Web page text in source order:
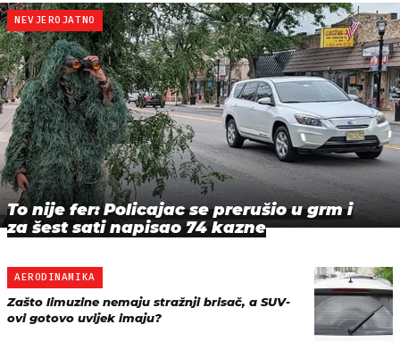
NEVJEROJATNO
To nije fer: Policajac se prerušio u grm i
za šest sati napisao 74 kazne
AERODINAMIKA
Zašto limuzine nemaju stražnji brisač, a SUV-
ovi gotovo uvijek imaju?